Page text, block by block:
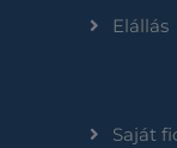
Elállás
Saját